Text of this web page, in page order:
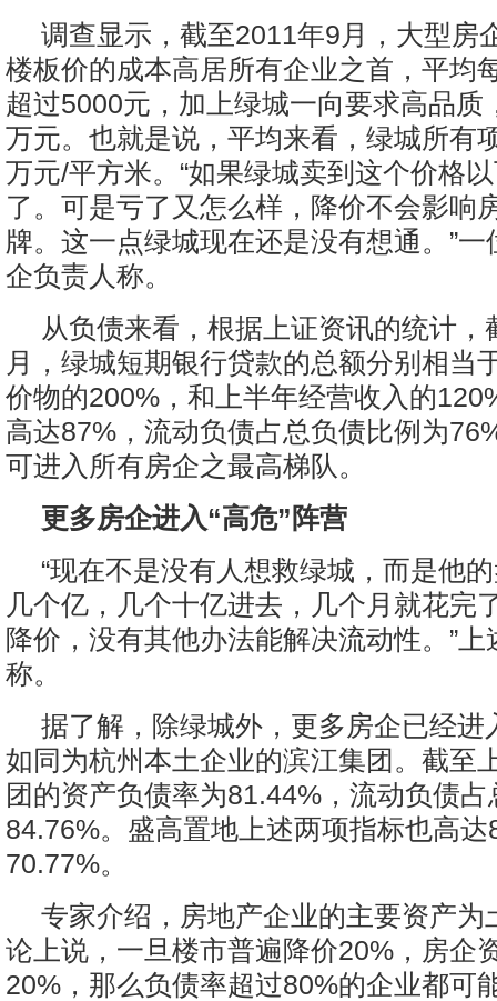
调查显示，截至2011年9月，大型房
楼板价的成本高居所有企业之首，平均
超过5000元，加上绿城一向要求高品质
万元。也就是说，平均来看，绿城所有
万元/平方米。“如果绿城卖到这个价格
了。可是亏了又怎么样，降价不会影响
牌。这一点绿城现在还是没有想通。”
企负责人称。
从负债来看，根据上证资讯的统计，
月，绿城短期银行贷款的总额分别相当
价物的200%，和上半年经营收入的
高达87%，流动负债占总负债比例为
可进入所有房企之最高梯队。
更多房企进入“高危”阵营
“现在不是没有人想救绿城，而是他
几个亿，几个十亿进去，几个月就花完
降价，没有其他办法能解决流动性。”
称。
据了解，除绿城外，更多房企已经进
如同为杭州本土企业的滨江集团。截至
团的资产负债率为81.44%，流动负债
84.76%。盛高置地上述两项指标也高达
70.77%。
专家介绍，房地产企业的主要资产为
论上说，一旦楼市普遍降价20%，房企
20%，那么负债率超过80%的企业都可